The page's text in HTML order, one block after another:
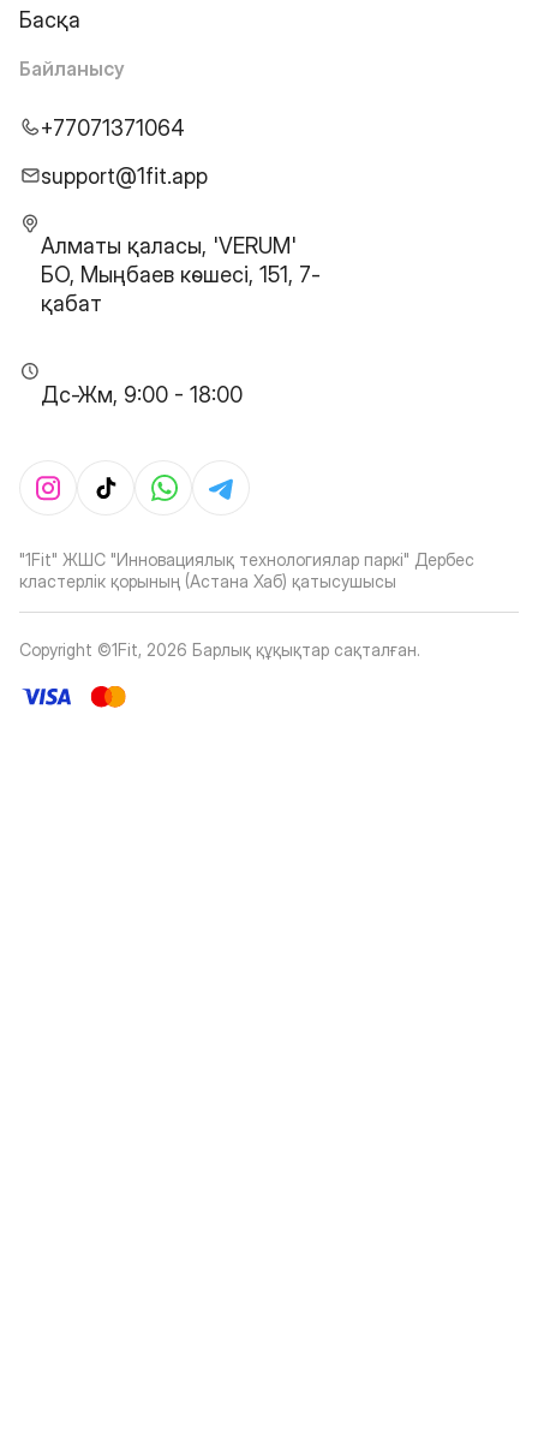
Басқа
Байланысу
+77071371064
support@1fit.app
Алматы қаласы, 'VERUM'
БО, Мыңбаев көшесі, 151, 7-
қабат
Дс-Жм, 9:00 - 18:00
"1Fit" ЖШС "Инновациялық технологиялар паркі" Дербес
кластерлік қорының (Астана Хаб) қатысушысы
Copyright ©1Fit, 2026 Барлық құқықтар сақталған.